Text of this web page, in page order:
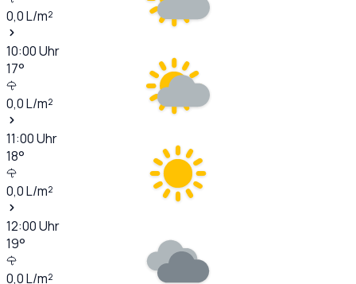
0,0L/m²
10:00Uhr
17°
0,0L/m²
11:00Uhr
18°
0,0L/m²
12:00Uhr
19°
0,0L/m²